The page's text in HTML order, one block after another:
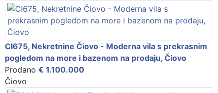
CI675, Nekretnine Čiovo - Moderna vila s prekrasnim
pogledom na more i bazenom na prodaju, Čiovo
Prodano € 1.100.000
Čiovo